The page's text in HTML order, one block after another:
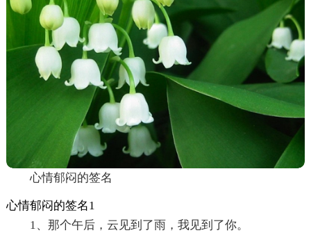
心情郁闷的签名
心情郁闷的签名1
1、那个午后，云见到了雨，我见到了你。